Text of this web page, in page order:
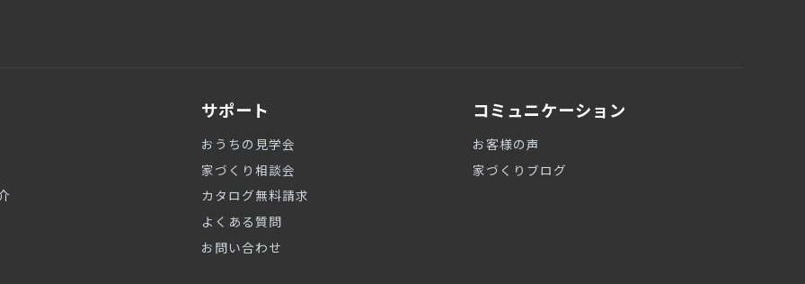
サポート
おうちの見学会
家づくり相談会
カタログ無料請求
よくある質問
お問い合わせ
コミュニケーション
お客様の声
家づくりブログ